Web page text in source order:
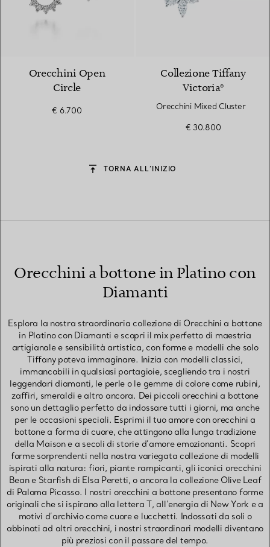
Orecchini Open
Circle
€ 6.700
Collezione Tiffany
Victoria®
Orecchini Mixed Cluster
€ 30.800
TORNA ALL’INIZIO
Orecchini a bottone in Platino con
Diamanti
Esplora la nostra straordinaria collezione di Orecchini a bottone
in Platino con Diamanti e scopri il mix perfetto di maestria
artigianale e sensibilità artistica, con forme e modelli che solo
Tiffany poteva immaginare. Inizia con modelli classici,
immancabili in qualsiasi portagioie, scegliendo tra i nostri
leggendari diamanti, le perle o le gemme di colore come rubini,
zaffiri, smeraldi e altro ancora. Dei piccoli orecchini a bottone
sono un dettaglio perfetto da indossare tutti i giorni, ma anche
per le occasioni speciali. Esprimi il tuo amore con orecchini a
bottone a forma di cuore, che attingono alla lunga tradizione
della Maison e a secoli di storie d’amore emozionanti. Scopri
forme sorprendenti nella nostra variegata collezione di modelli
ispirati alla natura: fiori, piante rampicanti, gli iconici orecchini
Bean e Starfish di Elsa Peretti, o ancora la collezione Olive Leaf
di Paloma Picasso. I nostri orecchini a bottone presentano forme
originali che si ispirano alla lettera T, all’energia di New York e a
motivi d’archivio come cuore e lucchetti. Indossati da soli o
abbinati ad altri orecchini, i nostri straordinari modelli diventano
più preziosi con il passare del tempo.